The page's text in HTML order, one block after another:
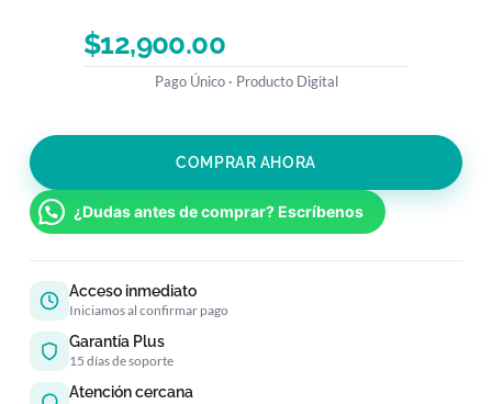
$12,900.00
COMPRAR AHORA
¿Dudas antes de comprar? Escríbenos
Acceso inmediato
Iniciamos al confirmar pago
Garantía Plus
15 días de soporte
Atención cercana